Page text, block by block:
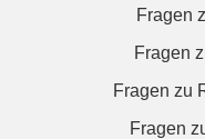
Fragen
Fragen
Fragen zu
Fragen